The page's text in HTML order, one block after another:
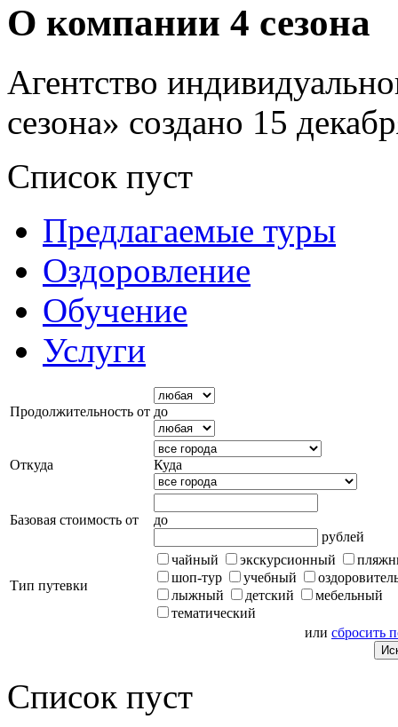
О компании 4 сезона
Агентство
сезона» создано 15
Список пуст
Предлагаемые туры
Оздоровление
Обучение
Услуги
Продолжительность от до
Откуда Куда
Базовая стоимость от
до
рублей
Тип путевки
чайный экскурсионный
шоп-тур
учебный
лыжный
детский
мебельный
тематический
или сбросить
Список пуст